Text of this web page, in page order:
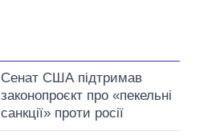
Сенат США підтримав
законопроєкт про «пекельні
санкції» проти росії